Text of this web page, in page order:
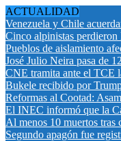
ACTUALIDAD
Venezuela y Chile
Cinco alpinistas perdieron
Pueblos de aislamiento
José Julio Neira pasa de
CNE tramita ante el TCE
Bukele recibido por
Reformas al Cootad:
El INEC informó que la
Al menos 10 muertos tras
Segundo apagón fue